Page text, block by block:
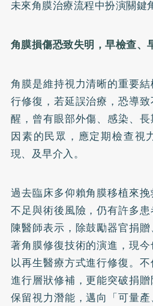
未來角膜治療流程中扮演關鍵
角膜損傷恐致失明，早檢查、
角膜是維持視力清晰的重要
行修復，若延誤治療，恐導
醒，曾有眼部外傷、感染、
因素的民眾，應定期檢查視
現、及早介入。
過去臨床多仰賴角膜移植來
不足與術後風險，仍有許多患
陳醫師表示，除鼓勵器官捐
著角膜修復技術的演進，現
以再生醫療方式進行修復。
進行層狀修補，更能突破捐贈
保留視力潛能，邁向「可量